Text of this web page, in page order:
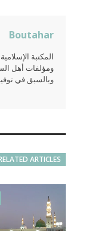
Boutahar
المكتبة
ومؤلفات أهل
وبالسبق في
ARTICLES